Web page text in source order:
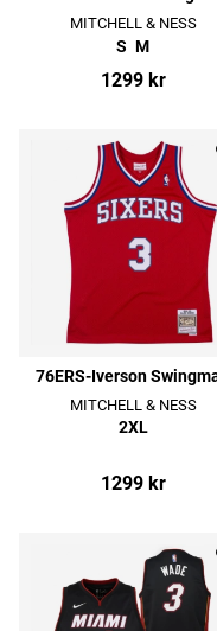
MITCHELL & NESS
S M
1299 kr
76ERS-Iverson
MITCHELL & NESS
2XL
1299 kr